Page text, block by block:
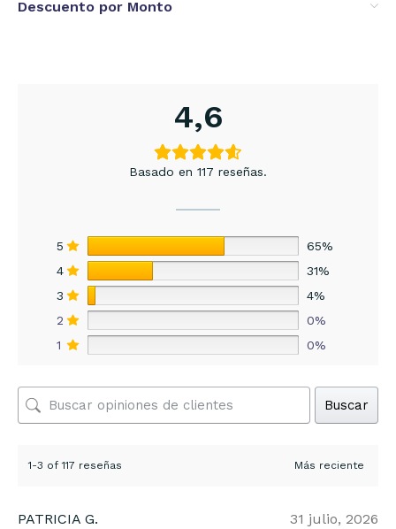
Descuento por Monto
4,6
Basado en 117 reseñas.
5
65%
4
31%
3
4%
2
0%
1
0%
Buscar
1-3 of 117 reseñas
PATRICIA G. 31 julio, 2026